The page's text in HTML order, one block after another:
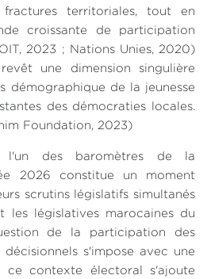
fractures territoriales, tout en
croissante de participation
2023 ; Nations Unies, 2020)
une dimension singulière
démographique de la jeunesse
des démocraties locales.
Foundation, 2023)
l'un des baromètres de la
2026 constitue un moment
scrutins législatifs simultanés
les législatives marocaines du
de la participation des
décisionnels s'impose avec une
ce contexte électoral s'ajoute